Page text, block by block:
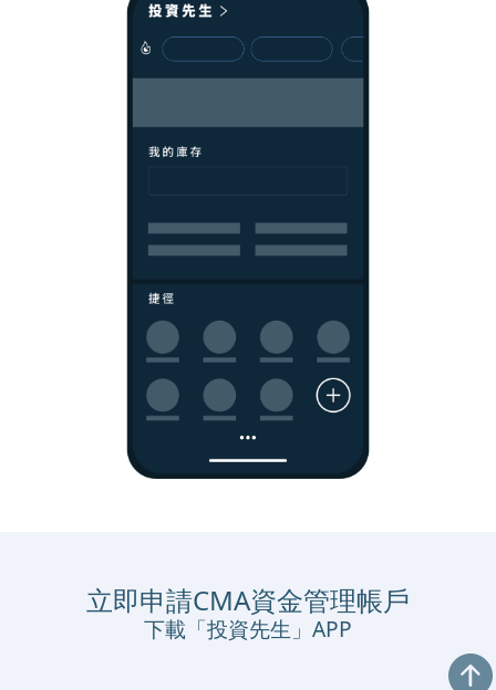
立即申請CMA資金管理帳戶
下載「投資先生」APP